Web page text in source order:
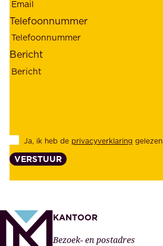
b
a
a
r
h
e
n
k
e
a
n
t
n
Telefoonnummer
Bericht
Ja, ik heb de privacyverklaring gelezen
VERSTUUR
KANTOOR
Bezoek- en postadres